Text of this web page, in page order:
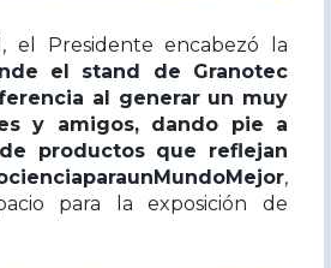
el Presidente encabezó la
el stand de Granotec
al generar un muy
y amigos, dando pie a
productos que reflejan
,
para la exposición de